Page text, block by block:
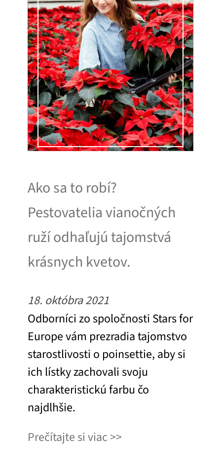
Ako sa to robí?
Pestovatelia vianočných
ruží odhaľujú tajomstvá
krásnych kvetov.
18. októbra 2021
Odborníci zo spoločnosti Stars for
Europe vám prezradia tajomstvo
starostlivosti o poinsettie, aby si
ich lístky zachovali svoju
charakteristickú farbu čo
najdlhšie.
Prečítajte si viac